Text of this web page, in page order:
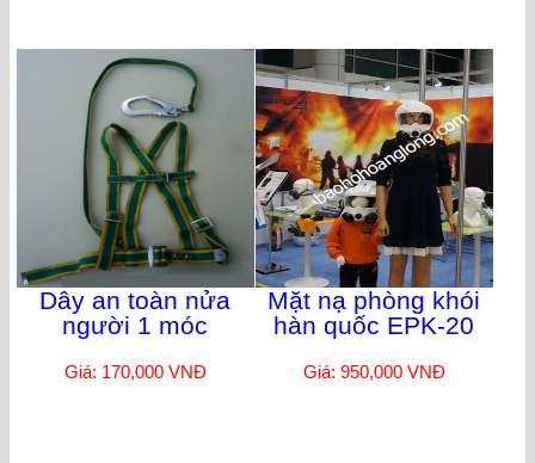
Dây an toàn nửa
người 1 móc
Giá: 170,000 VNĐ
Mặt nạ phòng khói
hàn quốc EPK-20
Giá: 950,000 VNĐ